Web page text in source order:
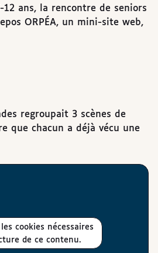
ans, la rencontre de seniors
ORPÉA, un mini-site web,
regroupait 3 scènes de
que chacun a déjà vécu une
de ce contenu.